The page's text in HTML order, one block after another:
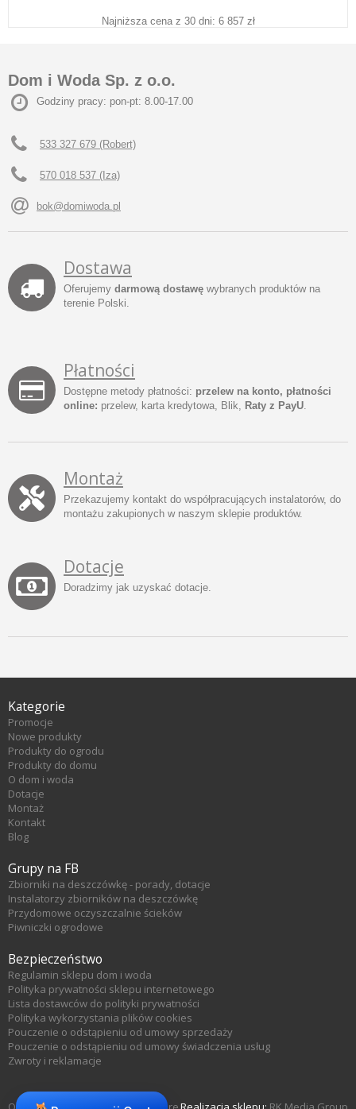
Najniższa cena z 30 dni: 6 857 zł
Dom i Woda Sp. z o.o.
Godziny pracy: pon-pt: 8.00-17.00
533 327 679 (Robert)
570 018 537 (Iza)
bok@domiwoda.pl
Dostawa
Oferujemy darmową dostawę wybranych produktów na
terenie Polski.
Płatności
Dostępne metody płatności: przelew na konto, płatności
online: przelew, karta kredytowa, Blik, Raty z PayU.
Montaż
Przekazujemy kontakt do współpracujących instalatorów, do
montażu zakupionych w naszym sklepie produktów.
Dotacje
Doradzimy jak uzyskać dotacje.
Kategorie
Promocje
Nowe produkty
Produkty do ogrodu
Produkty do domu
O dom i woda
Dotacje
Montaż
Kontakt
Blog
Grupy na FB
Zbiorniki na deszczówkę - porady, dotacje
Instalatorzy zbiorników na deszczówkę
Przydomowe oczyszczalnie ścieków
Piwniczki ogrodowe
Bezpieczeństwo
Regulamin sklepu dom i woda
Polityka prywatności sklepu internetowego
Lista dostawców do polityki prywatności
Polityka wykorzystania plików cookies
Pouczenie o odstąpieniu od umowy sprzedaży
Pouczenie o odstąpieniu od umowy świadczenia usług
Zwroty i reklamacje